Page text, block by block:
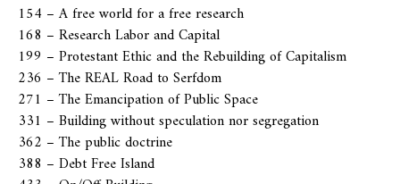
154 – A free world for a free research
168 – Research Labor and Capital
199 – Protestant Ethic and the Rebuilding of Capitalism
236 – The REAL Road to Serfdom
271 – The Emancipation of Public Space
331 – Building without speculation nor segregation
362 – The public doctrine
388 – Debt Free Island